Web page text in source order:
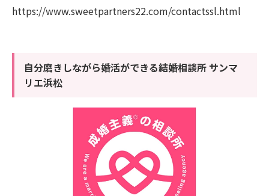
https://www.sweetpartners22.com/contactssl.html
自分磨きしながら婚活ができる結婚相談所 サンマ
リエ浜松